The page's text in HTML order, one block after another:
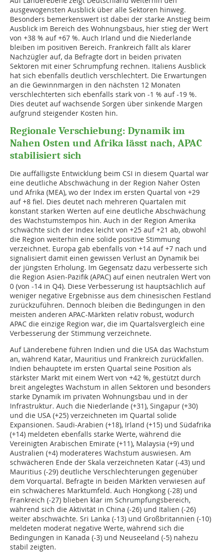
ausgewogensten Ausblick über alle Sektoren hinweg.
Besonders bemerkenswert ist dabei der starke Anstieg beim
Ausblick im Bereich des Wohnungsbaus, hier stieg der Wert
von +38 % auf +67 %. Auch Irland und die Niederlande
bleiben im positiven Bereich. Frankreich fällt als klarer
Nachzügler auf, da Befragte dort in beiden privaten
Sektoren mit einer Schrumpfung rechnen. Italiens Ausblick
hat sich ebenfalls deutlich verschlechtert. Die Erwartungen
an die Gewinnmargen in den nächsten 12 Monaten
verschlechterten sich ebenfalls stark von -1 % auf -19 %.
Dies deutet auf wachsende Sorgen über sinkende Margen
aufgrund steigender Kosten hin.
Regionale Verschiebung: Dynamik im
Nahen Osten und Afrika lässt nach, APAC
stabilisiert sich
Die auffälligste Entwicklung beim CSI in diesem Quartal war
eine deutliche Abschwächung in der Region Naher Osten
und Afrika (MEA), wo der Index im ersten Quartal von +29
auf +8 fiel. Dies deutet nach mehreren Quartalen mit
konstant starken Werten auf eine deutliche Abschwächung
des Wachstumstempos hin. Auch in der Region Amerika
schwächte sich der Index leicht von +25 auf +21 ab, obwohl
die Region weiterhin eine solide positive Stimmung
verzeichnet. Europa gab ebenfalls von +14 auf +7 nach und
signalisiert damit einen gewissen Verlust an Dynamik bei
der jüngsten Erholung. Im Gegensatz dazu verbesserte sich
die Region Asien-Pazifik (APAC) auf einen neutralen Wert von
0 (von -14 in Q4). Diese Verbesserung ist hauptsächlich auf
weniger negative Ergebnisse aus dem chinesischen Festland
zurückzuführen. Dennoch bleiben die Bedingungen in den
meisten anderen APAC-Märkten relativ robust, wodurch
APAC die einzige Region war, die im Quartalsvergleich eine
Verbesserung der Stimmung verzeichnete.
Auf Länderebene führen Indien und die USA das Wachstum
an, während Katar, Mauritius und Frankreich zurückfallen.
Indien behauptete im ersten Quartal seine Position als
stärkster Markt mit einem Wert von +42 %, gestützt durch
breit angelegtes Wachstum in allen Sektoren und besonders
starke Dynamik im privaten Wohnungsbau und in der
Infrastruktur. Auch die Niederlande (+31), Singapur (+30)
und die USA (+25) verzeichneten im Quartal solide
Expansionen. Saudi-Arabien (+18), Irland (+15) und Südafrika
(+14) meldeten ebenfalls starke Werte, während die
Vereinigten Arabischen Emirate (+11), Malaysia (+9) und
Australien (+4) moderateres Wachstum auswiesen. Am
schwächeren Ende der Skala verzeichneten Katar (-43) und
Mauritius (-29) deutliche Verschlechterungen gegenüber
dem Vorquartal. Befragte in beiden Märkten verwiesen auf
ein schwächeres Marktumfeld. Auch Hongkong (-28) und
Frankreich (-27) blieben klar im Schrumpfungsbereich,
während sich die Aktivität in China (-26) und Italien (-26)
weiter abschwächte. Sri Lanka (-13) und Großbritannien (-10)
meldeten moderat negative Werte, während sich die
Bedingungen in Kanada (-3) und Neuseeland (-5) nahezu
stabil zeigten.